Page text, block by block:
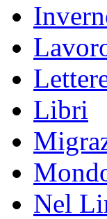
Libri
Nel